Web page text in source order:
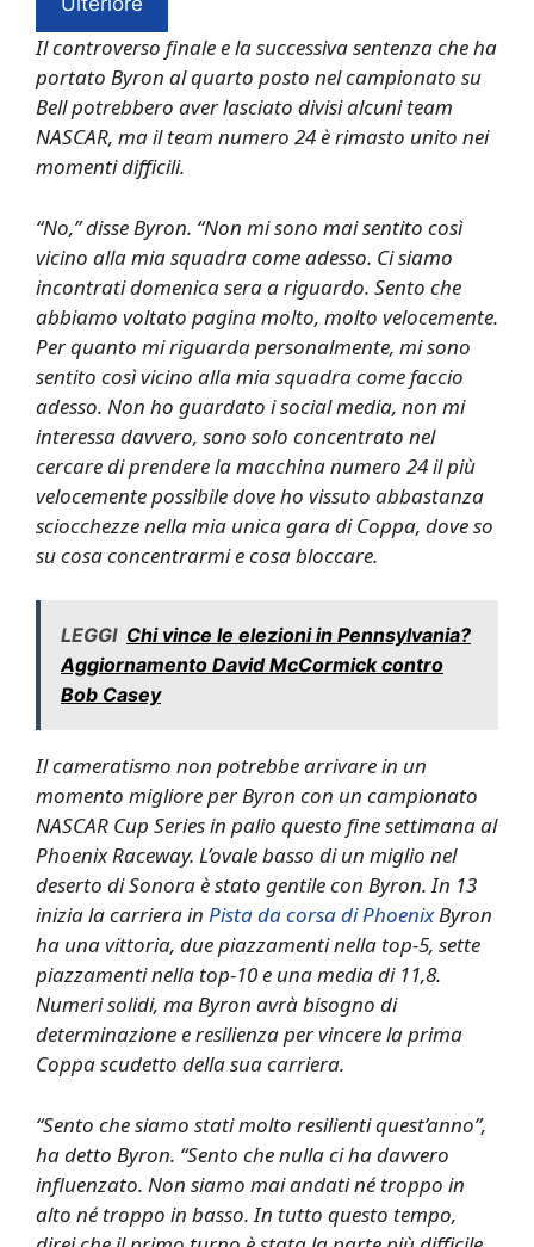
Il controverso finale e la successiva sentenza che ha
portato Byron al quarto posto nel campionato su
Bell potrebbero aver lasciato divisi alcuni team
NASCAR, ma il team numero 24 è rimasto unito nei
momenti difficili.
“No,” disse Byron. “Non mi sono mai sentito così
vicino alla mia squadra come adesso. Ci siamo
incontrati domenica sera a riguardo. Sento che
abbiamo voltato pagina molto, molto velocemente.
Per quanto mi riguarda personalmente, mi sono
sentito così vicino alla mia squadra come faccio
adesso. Non ho guardato i social media, non mi
interessa davvero, sono solo concentrato nel
cercare di prendere la macchina numero 24 il più
velocemente possibile dove ho vissuto abbastanza
sciocchezze nella mia unica gara di Coppa, dove so
su cosa concentrarmi e cosa bloccare.
LEGGI Chi vince le elezioni in Pennsylvania?
Aggiornamento David McCormick contro
Bob Casey
Il cameratismo non potrebbe arrivare in un
momento migliore per Byron con un campionato
NASCAR Cup Series in palio questo fine settimana al
Phoenix Raceway. L’ovale basso di un miglio nel
deserto di Sonora è stato gentile con Byron. In 13
inizia la carriera in Pista da corsa di PhoenixByron
ha una vittoria, due piazzamenti nella top-5, sette
piazzamenti nella top-10 e una media di 11,8.
Numeri solidi, ma Byron avrà bisogno di
determinazione e resilienza per vincere la prima
Coppa scudetto della sua carriera.
“Sento che siamo stati molto resilienti quest’anno”,
ha detto Byron. “Sento che nulla ci ha davvero
influenzato. Non siamo mai andati né troppo in
alto né troppo in basso. In tutto questo tempo,